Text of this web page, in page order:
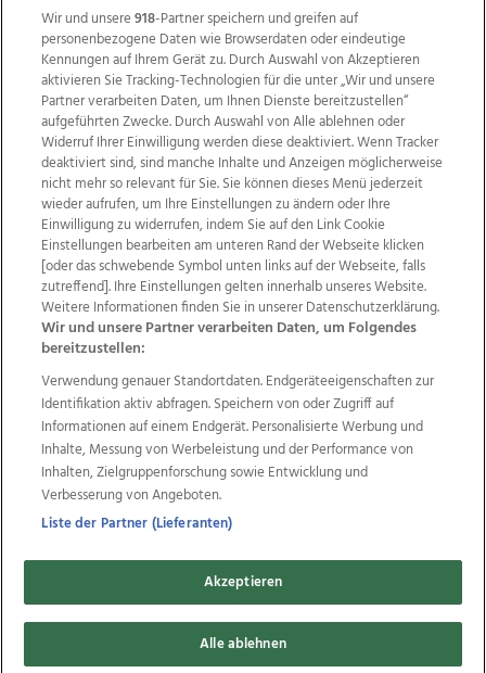
Wir über uns Mediadaten Kontakt
Jobs
Datenschutz
Impressum
AGB Anzeigekunden
AGB Website
Ehrenkodex Politische Werbung
Weitere Angebote des Medienhauses Wimmer
TV1 di-mog-i.at OÖNow
Ischler Woche
Life Radio
OÖNachrichten
OÖN Immobilien
OÖN Karriere
OÖN Reise
Promenaden Galerien
Regionaljobs
wasistlos.at
Copyrights © 2026 Tips Zeitungs GmbH & Co KG
developed by11x11.net
Wir und unsere918-Partner speichern und greifen auf
personenbezogene Daten wie Browserdaten oder eindeutige
Kennungen auf Ihrem Gerät zu. Durch Auswahl von Akzeptieren
aktivieren Sie Tracking-Technologien für die unter „Wir und unsere
Partner verarbeiten Daten, um Ihnen Dienste bereitzustellen“
aufgeführten Zwecke. Durch Auswahl von Alle ablehnen oder
Widerruf Ihrer Einwilligung werden diese deaktiviert. Wenn Tracker
deaktiviert sind, sind manche Inhalte und Anzeigen möglicherweise
nicht mehr so relevant für Sie. Sie können dieses Menü jederzeit
wieder aufrufen, um Ihre Einstellungen zu ändern oder Ihre
Einwilligung zu widerrufen, indem Sie auf den Link Cookie
Einstellungen bearbeiten am unteren Rand der Webseite klicken
[oder das schwebende Symbol unten links auf der Webseite, falls
zutreffend]. Ihre Einstellungen gelten innerhalb unseres Website.
Weitere Informationen finden Sie in unserer Datenschutzerklärung.
Wir und unsere Partner verarbeiten Daten, um Folgendes
bereitzustellen:
Verwendung genauer Standortdaten. Endgeräteeigenschaften zur
Identifikation aktiv abfragen. Speichern von oder Zugriff auf
Informationen auf einem Endgerät. Personalisierte Werbung und
Inhalte, Messung von Werbeleistung und der Performance von
Inhalten, Zielgruppenforschung sowie Entwicklung und
Verbesserung von Angeboten.
Liste der Partner (Lieferanten)
Akzeptieren
Alle ablehnen